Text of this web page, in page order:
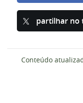
partilhar no
Conteúdo